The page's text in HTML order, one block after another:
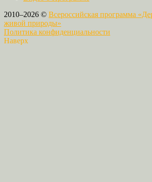
2010–2026 © Всероссийская программа
живой природы»
Политика конфиденциальности
Наверх